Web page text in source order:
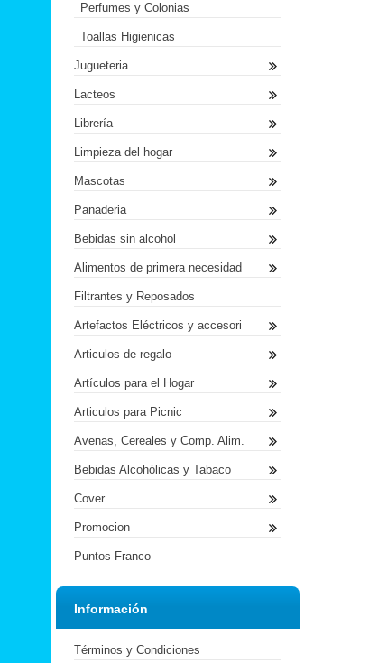
Perfumes y Colonias
Toallas Higienicas
Jugueteria
Lacteos
Librería
Limpieza del hogar
Mascotas
Panaderia
Bebidas sin alcohol
Alimentos de primera necesidad
Filtrantes y Reposados
Artefactos Eléctricos y accesori
Articulos de regalo
Artículos para el Hogar
Articulos para Picnic
Avenas, Cereales y Comp. Alim.
Bebidas Alcohólicas y Tabaco
Cover
Promocion
Puntos Franco
Información
Términos y Condiciones